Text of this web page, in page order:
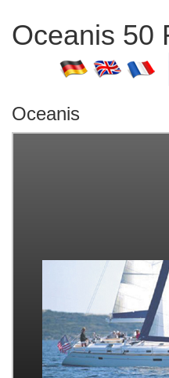
Oceanis 50
Oceanis